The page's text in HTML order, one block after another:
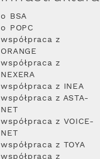
o BSA
o POPC
współpraca z
ORANGE
współpraca z
NEXERA
współpraca z INEA
współpraca z ASTA-
NET
współpraca z VOICE-
NET
współpraca z TOYA
współpraca z